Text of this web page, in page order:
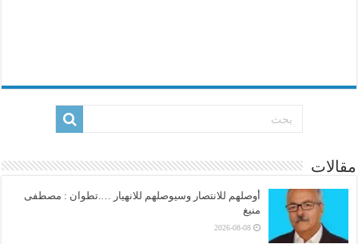
مقالات
أوصلهم للانتصار وسيوصلهم للانهيار ….تطوان : مصطفى
منيغ
2026-08-08